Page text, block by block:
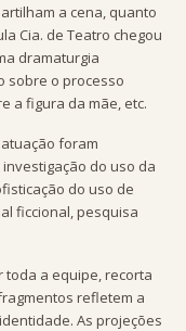
a cena, quanto
Cia. de Teatro chegou
dramaturgia
sobre o processo
a figura da mãe, etc.
foram
do uso da
do uso de
ficcional, pesquisa
toda a equipe, recorta
refletem a
As projeções